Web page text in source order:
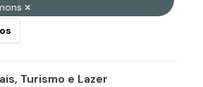
Turismo e Lazer